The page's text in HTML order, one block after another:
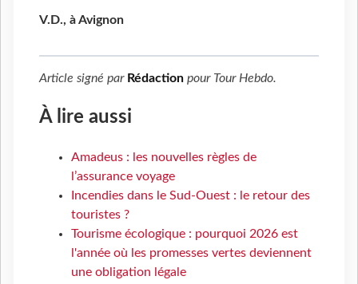
V.D., à Avignon
Article signé par Rédaction pour Tour Hebdo.
À lire aussi
Amadeus : les nouvelles règles de
l’assurance voyage
Incendies dans le Sud-Ouest : le retour des
touristes ?
Tourisme écologique : pourquoi 2026 est
l'année où les promesses vertes deviennent
une obligation légale